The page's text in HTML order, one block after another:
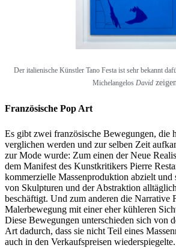
Der italienische Künstler Tano Festa ist sehr bekannt
Michelangelos David
Französische Pop Art
Es gibt zwei französische Bewegungen, die
verglichen werden und zur selben Zeit
zur Mode wurde: Zum einen der Neue
dem Manifest des Kunstkritikers Pierre
kommerzielle Massenproduktion abzielt und
von Skulpturen und der Abstraktion
beschäftigt. Und zum anderen die Narrative
Malerbewegung mit einer eher kühleren
Diese Bewegungen unterschieden sich von
Art dadurch, dass sie nicht Teil eines
auch in den Verkaufspreisen wiederspiegelte.